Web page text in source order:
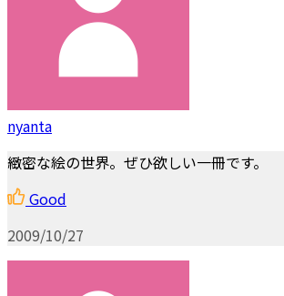
nyanta
緻密な絵の世界。ぜひ欲しい一冊です。
Good
2009/10/27